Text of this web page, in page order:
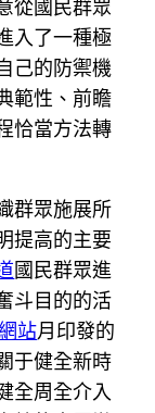
從國民群眾
入了一種極
己的防禦機
範性、前瞻
恰當方法轉
群眾施展所
提高的主要
國民群眾進
斗目的的活
站月印發的
于健全新時
全周全介入